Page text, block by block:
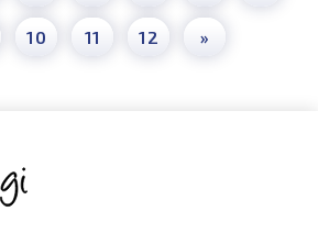
10 11 12 »